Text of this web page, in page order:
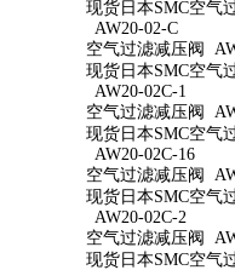
现货日本SMC空气
AW20-02-C
空气过滤减压阀
现货日本SMC空气
AW20-02C-1
空气过滤减压阀
现货日本SMC空气
AW20-02C-16
空气过滤减压阀
现货日本SMC空气
AW20-02C-2
空气过滤减压阀
现货日本SMC空气